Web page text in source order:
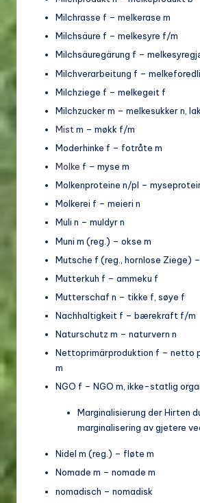
Milchrasse f – melkerase m
Milchsäure f – melkesyre f/m
Milchsäuregärung f –
Milchverarbeitung f –
Milchziege f – melkegeit f
Milchzucker m – melkesukker n,
Mist m – møkk f/m
Moderhinke f – fotråte m
Molke f – myse m
Molkenproteine n/pl –
Molkerei f – meieri n
Muli n – muldyr n
Muni m (reg.) – okse m
Mutsche f (reg., hornlose Ziege)
Mutterkuh f – ammeku f
Mutterschaf n – tikke f, søye f
Nachhaltigkeit f – bærekraft f/m
Naturschutz m – naturvern n
Nettoprimärproduktion f – netto
m
NGO f – NGO m, ikke-statlig
Marginalisierung der Hirten
marginalisering av gjetere
Nidel m (reg.) – fløte m
Nomade m – nomade m
nomadisch – nomadisk